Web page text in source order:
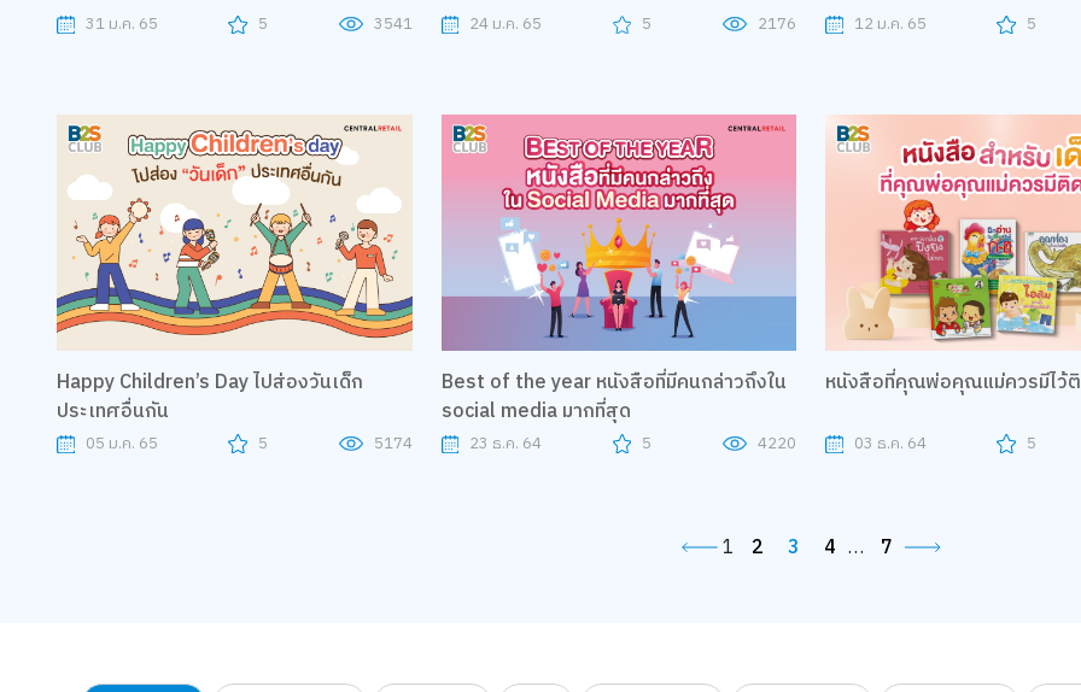
31 ม.ค. 65 5 3541 24 ม.ค. 65 5 2176 12 ม.ค. 65 5
Happy Children’s Day ไปส่องวันเด็ก
ประเทศอื่นกัน
05 ม.ค. 65 5 5174
Best of the year หนังสือที่มีคนกล่าวถึงใน
social media มากที่สุด
23 ธ.ค. 64 5 4220
หนังสือที่คุณพ่อคุณแม่ควรมีไว้
03 ธ.ค. 64 5
1 2 3 4 … 7